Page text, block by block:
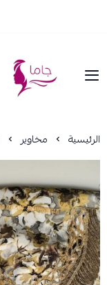
جاما _ JAMA
الرئيسية مخاوير